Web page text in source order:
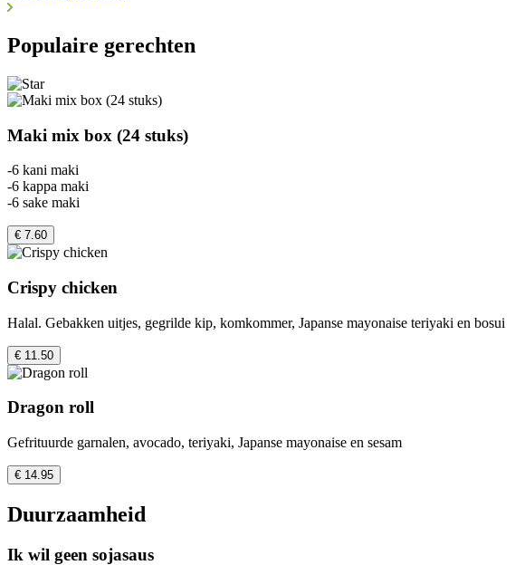
Populaire gerechten
Maki mix box (24 stuks)
-6 kani maki
-6 kappa maki
-6 sake maki
€ 7.60
Crispy chicken
Halal. Gebakken uitjes, gegrilde kip, komkommer, Japanse mayonaise teriyaki en bosui
€ 11.50
Dragon roll
Gefrituurde garnalen, avocado, teriyaki, Japanse mayonaise en sesam
€ 14.95
Duurzaamheid
Ik wil geen sojasaus